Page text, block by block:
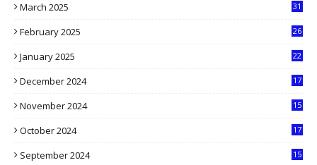
March 2025
31
February 2025
26
January 2025
22
December 2024
17
November 2024
15
October 2024
17
September 2024
15